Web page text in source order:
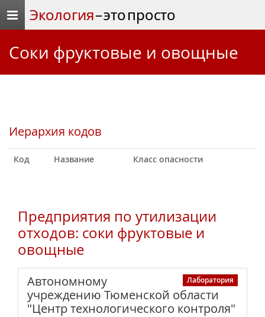
Экология– это просто
соки фруктовые и овощные
Иерархия кодов
Код Название Класс опасности
Предприятия по утилизации
отходов: соки фруктовые и
овощные
Лаборатория
Автономному
учреждению Тюменской области
"Центр технологического контроля"